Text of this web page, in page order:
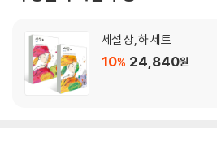
세설 상, 하 세트
10% 24,840원